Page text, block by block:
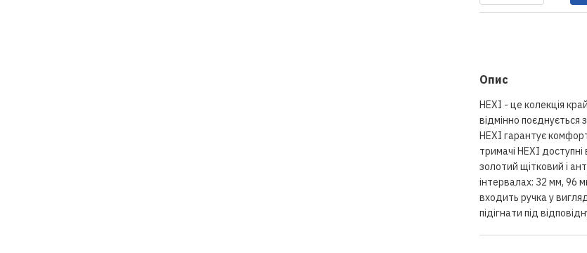
Опис
HEXI - це колекція
відмінно поєднується
HEXI гарантує
тримачі HEXI
золотий щітковий і
інтервалах: 32 мм, 96
входить ручка у
підігнати під